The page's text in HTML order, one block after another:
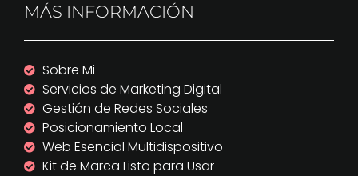
MÁS INFORMACIÓN
Sobre Mi
Servicios de Marketing Digital
Gestión de Redes Sociales
Posicionamiento Local
Web Esencial Multidispositivo
Kit de Marca Listo para Usar